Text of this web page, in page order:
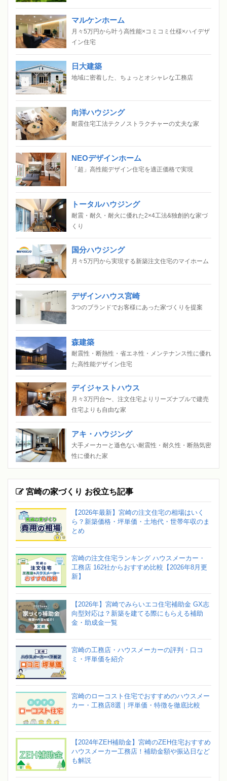
マルケンホーム
月々5万円から叶う高性能×コミコミ仕様×ハイデザ
イン住宅
日大建築
地域に密着した、ちょっとオシャレな工務店
向洋ハウジング
耐震住宅工法テクノストラクチャーの丈夫な家
NEOデザインホーム
「超」高性能デザイン住宅を適正価格で実現
トータルハウジング
耐震・耐久・耐火に優れた2×4工法&独創的な家づ
くり
国分ハウジング
月々5万円から実現する新築注文住宅のマイホーム
デザインハウス宮崎
3つのブランドでお客様にあった家づくりを提案
森建築
耐震性・断熱性・省エネ性・メンテナンス性に優れ
た高性能デザイン住宅
デイジャストハウス
月々3万円台〜、注文住宅よりリーズナブルで建売
住宅よりも自由な家
アキ・ハウジング
大手メーカーと遜色ない耐震性・耐久性・断熱気密
性に優れた家
宮崎の家づくり お役立ち記事
【2026年最新】宮崎の注文住宅の相場はいく
ら？新築価格・坪単価・土地代・世帯年収のま
とめ
宮崎の注文住宅ランキング ハウスメーカー・
工務店 162社からおすすめ比較【2026年8月更
新】
【2026年】宮崎でみらいエコ住宅補助金 GX志
向型対応は？新築を建てる際にもらえる補助
金・助成金一覧
宮崎の工務店・ハウスメーカーの評判・口コ
ミ・坪単価を紹介
宮崎のローコスト住宅でおすすめのハウスメー
カー・工務店8選｜坪単価・特徴を徹底比較
【2024年ZEH補助金】宮崎のZEH住宅おすすめ
ハウスメーカー工務店！補助金額や振込日など
も解説